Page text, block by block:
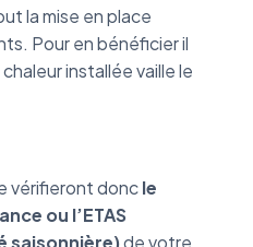
la mise en place
Pour en bénéficier il
installée vaille le
vérifieront doncle
ou l’ETAS
saisonnière)de votre